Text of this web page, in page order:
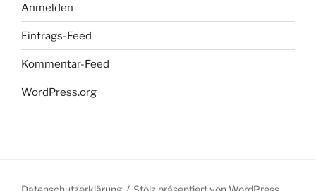
Anmelden
Eintrags-Feed
Kommentar-Feed
WordPress.org